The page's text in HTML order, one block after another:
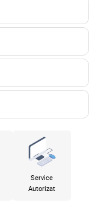
Service
Autorizat